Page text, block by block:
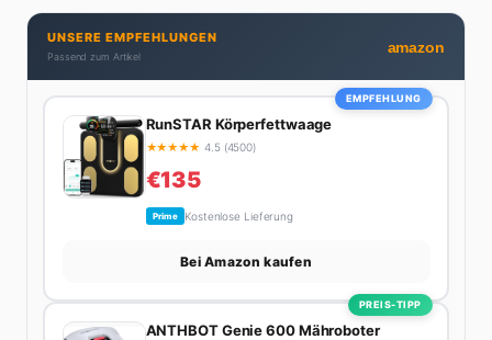
UNSERE EMPFEHLUNGEN
Passend zum Artikel
amazon
EMPFEHLUNG
RunSTAR Körperfettwaage
★★★★★ 4.5 (4500)
€135
Prime Kostenlose Lieferung
Bei Amazon kaufen
PREIS-TIPP
ANTHBOT Genie 600 Mähroboter